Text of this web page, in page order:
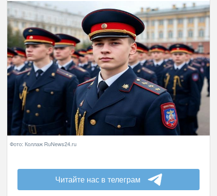
Фото: Коллаж RuNews24.ru
Читайте нас в телеграм